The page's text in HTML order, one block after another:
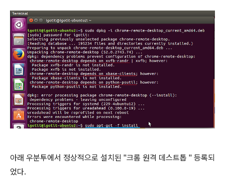
아래 우분투에서 정상적으로 설치된 "크롬 원격 데스트톱 " 등록되
었다.